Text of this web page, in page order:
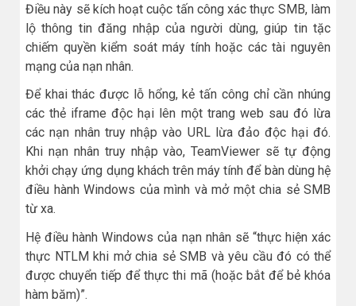
Điều này sẽ kích hoạt cuộc tấn công xác thực SMB, làm
lộ thông tin đăng nhập của người dùng, giúp tin tặc
chiếm quyền kiểm soát máy tính hoặc các tài nguyên
mạng của nạn nhân.
Để khai thác được lỗ hổng, kẻ tấn công chỉ cần nhúng
các thẻ iframe độc hại lên một trang web sau đó lừa
các nạn nhân truy nhập vào URL lừa đảo độc hại đó.
Khi nạn nhân truy nhập vào, TeamViewer sẽ tự động
khởi chạy ứng dụng khách trên máy tính để bàn dùng hệ
điều hành Windows của mình và mở một chia sẻ SMB
từ xa.
Hệ điều hành Windows của nạn nhân sẽ “thực hiện xác
thực NTLM khi mở chia sẻ SMB và yêu cầu đó có thể
được chuyển tiếp để thực thi mã (hoặc bắt để bẻ khóa
hàm băm)”.